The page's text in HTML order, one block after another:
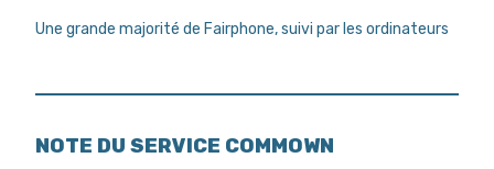
Une grande majorité de Fairphone, suivi par les ordinateurs
NOTE DU SERVICE COMMOWN